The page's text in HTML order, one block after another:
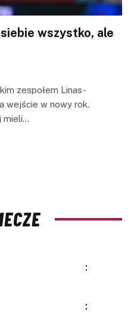
wszystko, ale
zespołem Linas-
wejście w nowy rok.
mieli…
:
: